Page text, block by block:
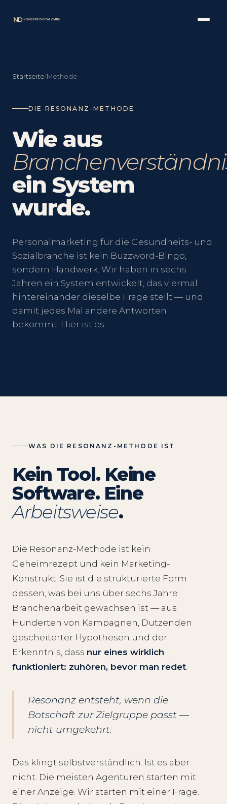
Startseite/Methode
DIE RESONANZ-METHODE
Wie aus
ein System
wurde.
Personalmarketing für die Gesundheits- und
Sozialbranche ist kein Buzzword-Bingo,
sondern Handwerk. Wir haben in sechs
Jahren ein System entwickelt, das viermal
hintereinander dieselbe Frage stellt — und
damit jedes Mal andere Antworten
bekommt. Hier ist es.
WAS DIE RESONANZ-METHODE IST
Kein Tool. Keine
Software. Eine
Arbeitsweise.
Die Resonanz-Methode ist kein
Geheimrezept und kein Marketing-
Konstrukt. Sie ist die strukturierte Form
dessen, was bei uns über sechs Jahre
Branchenarbeit gewachsen ist — aus
Hunderten von Kampagnen, Dutzenden
gescheiterter Hypothesen und der
Erkenntnis, dass nur eines wirklich
funktioniert: zuhören, bevor man redet.
Resonanz entsteht, wenn die
Botschaft zur Zielgruppe passt —
nicht umgekehrt.
Das klingt selbstverständlich. Ist es aber
nicht. Die meisten Agenturen starten mit
einer Anzeige. Wir starten mit einer Frage.